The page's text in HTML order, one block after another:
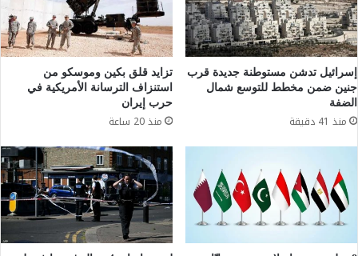
إسرائيل تدشن مستوطنة جديدة قرب
جنين ضمن مخطط للتوسع شمال
الضفة
منذ 41 دقيقة
تزايد قلق بكين وموسكو من
استنزاف الترسانة الأمريكية في
حرب إيران
منذ 20 ساعة